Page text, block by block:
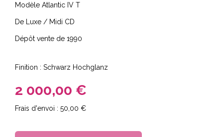
Modèle Atlantic IV T
De Luxe / Midi CD
Dépôt vente de 1990
Finition : Schwarz Hochglanz
2 000,00 €
50,00 €